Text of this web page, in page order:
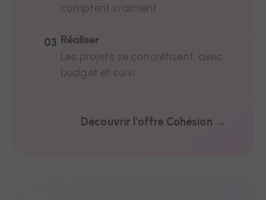
comptent vraiment
03 Réaliser
Les projets se concrétisent, avec
budget et suivi
Découvrir l'offre Cohésion →